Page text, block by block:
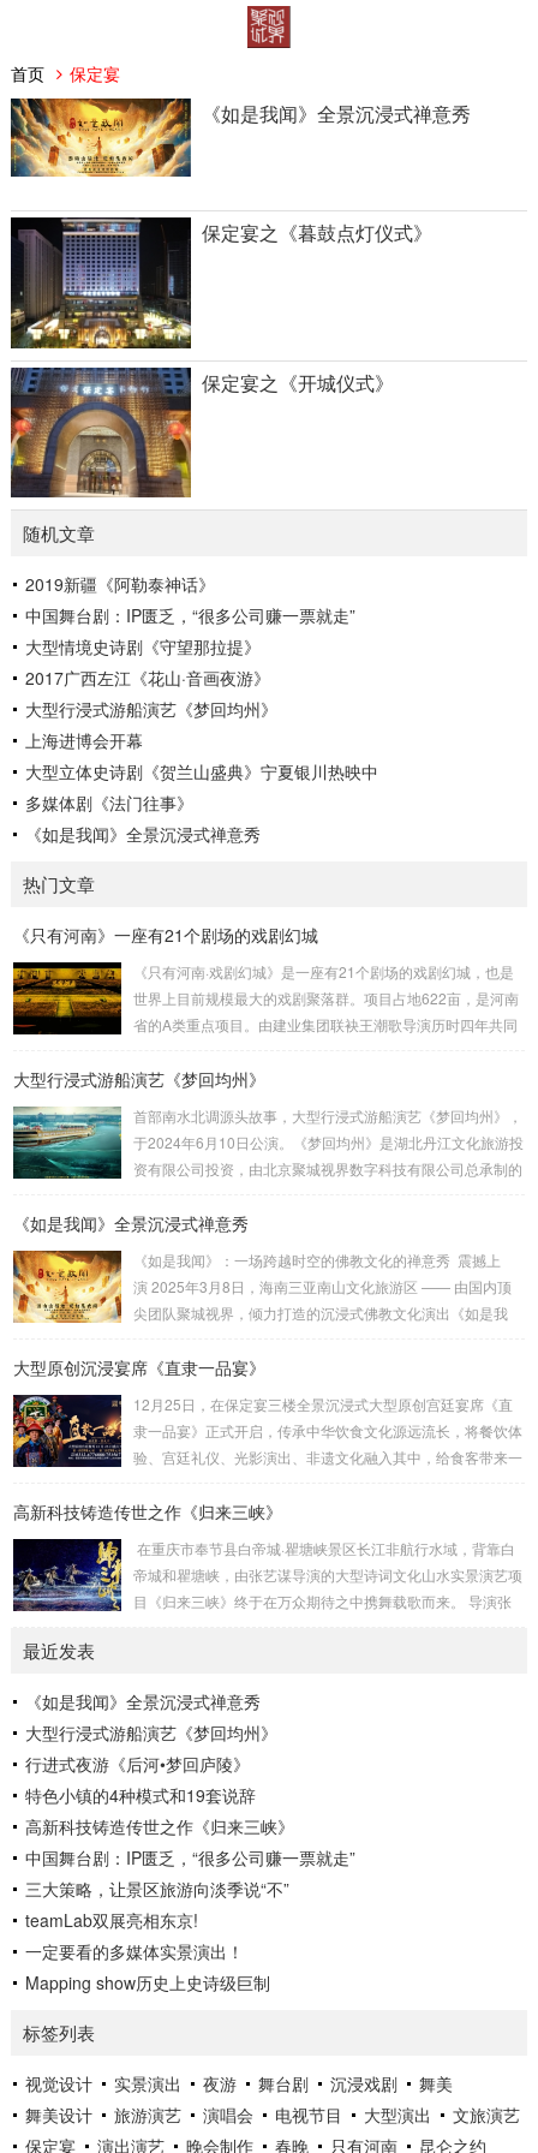
首页 保定宴
《如是我闻》全景沉浸式禅意秀
保定宴之《暮鼓点灯仪式》
保定宴之《开城仪式》
随机文章
2019新疆《阿勒泰神话》
中国舞台剧：IP匮乏，“很多公司赚一票就走”
大型情境史诗剧《守望那拉提》
2017广西左江《花山·音画夜游》
大型行浸式游船演艺《梦回均州》
上海进博会开幕
大型立体史诗剧《贺兰山盛典》宁夏银川热映中
多媒体剧《法门往事》
《如是我闻》全景沉浸式禅意秀
热门文章
《只有河南》一座有21个剧场的戏剧幻城
《只有河南·戏剧幻城》是一座有21个剧场的戏剧幻城，也是
世界上目前规模最大的戏剧聚落群。项目占地622亩，是河南
省的A类重点项目。由建业集团联袂王潮歌导演历时四年共同
——“只有”系列的扛鼎之作。作为一部以厚重的中原文化为题
述河南故事。王潮歌导演用棋盘的格局把土地方格化、戏剧
化，将数个剧场聚落群粘合在一起，为世界打造了一个戏剧王
国。聚城视界深度参与了该项目，负责了幻...
大型行浸式游船演艺《梦回均州》
首部南水北调源头故事，大型行浸式游船演艺《梦回均州》，
于2024年6月10日公演。《梦回均州》是湖北丹江文化旅游投
资有限公司投资，由北京聚城视界数字科技有限公司总承制的
团队：刘峰 杨佳佳 作品聚城视界 总制作总 设 计：刘峰总 导
明技术总监：崔法明舞蹈编导：吴琼 李静作曲音乐：方浚豪
舞美设计：李劼鹏主题包装：王雍舞美工程：大连金沅装...
《如是我闻》全景沉浸式禅意秀
《如是我闻》：一场跨越时空的佛教文化的禅意秀 震撼上
演 2025年3月8日，海南三亚南山文化旅游区 —— 由国内顶
尖团队聚城视界，倾力打造的沉浸式佛教文化演出《如是我
作品，通过创新的舞台设计、先进的科技手段和深刻的文化内
教哲理与现代科技深度融合的沉浸式演出，全景沉浸式禅意秀
《如是我闻》不仅是一场视觉与听觉的盛宴，更是一次对生
命、...
大型原创沉浸宴席《直隶一品宴》
12月25日，在保定宴三楼全景沉浸式大型原创宫廷宴席《直
隶一品宴》正式开启，传承中华饮食文化源远流长，将餐饮体
验、宫廷礼仪、光影演出、非遗文化融入其中，给食客带来一
官府菜第六代传承人，保定宴董事长梁连起先生致力于官府菜
餐一饭精雕细琢尽显匠心传承，将非遗美食与原创戏剧以宴席
的形式呈现在大众面前，让客人审视特定时代的文化遗存，感
受直隶文化的独特魅力。《直隶一品宴》讲述直隶官...
高新科技铸造传世之作《归来三峡》
在重庆市奉节县白帝城·瞿塘峡景区长江非航行水域，背靠白
帝城和瞿塘峡，由张艺谋导演的大型诗词文化山水实景演艺项
目《归来三峡》终于在万众期待之中携舞载歌而来。 导演张
咽喉，吴楚万里之襟带”，是一座拥有2300多年灿烂文明的“中
华诗城”。作为重庆市文旅“三峡牌”的主战场和最前线，《归来
三峡...
最近发表
《如是我闻》全景沉浸式禅意秀
大型行浸式游船演艺《梦回均州》
行进式夜游《后河•梦回庐陵》
特色小镇的4种模式和19套说辞
高新科技铸造传世之作《归来三峡》
中国舞台剧：IP匮乏，“很多公司赚一票就走”
三大策略，让景区旅游向淡季说“不”
teamLab双展亮相东京!
一定要看的多媒体实景演出！
Mapping show历史上史诗级巨制
标签列表
视觉设计 实景演出 夜游 舞台剧 沉浸戏剧
舞美
舞美设计
旅游演艺 演唱会 电视节目 大型演出
文旅演艺
保定宴
演出演艺 晚会制作 春晚 只有河南 昆仑之约